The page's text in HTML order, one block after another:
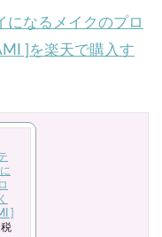
になるメイクのプロ
]を楽天で購入す
]